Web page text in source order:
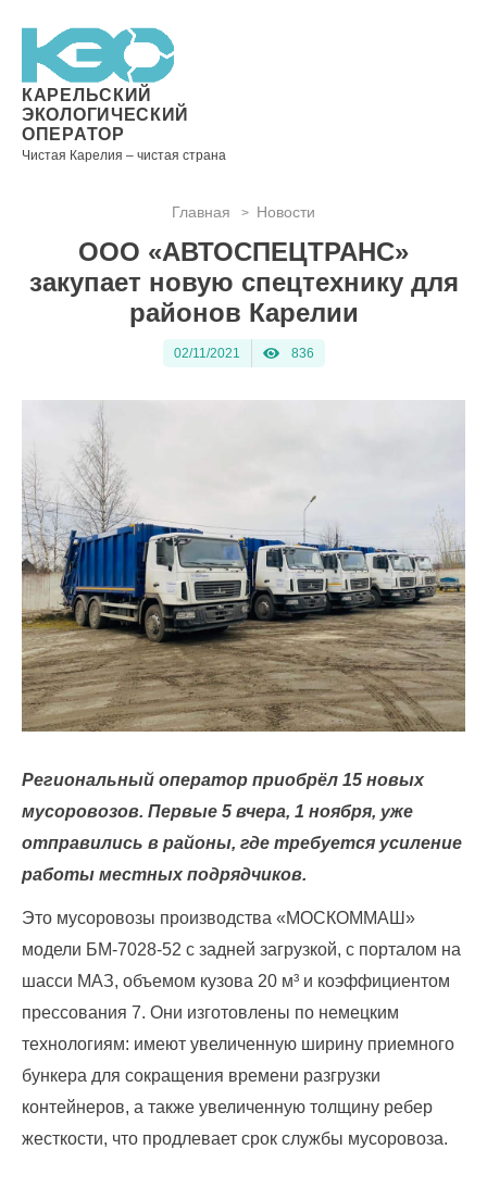
КАРЕЛЬСКИЙ
ЭКОЛОГИЧЕСКИЙ
ОПЕРАТОР
Чистая Карелия – чистая страна
о невывозе
ТКО
и ответы
операторы
диспетчера
по
контролю
14
По
вопросам
заключения
договоров
и
оплаты
за
услугу
по
обращению
с
Для
юридических
лиц
(договоры,
8
(8142)
79-82-
;
Главная > Новости
ООО «АВТОСПЕЦТРАНС»
закупает новую спецтехнику для
районов Карелии
02/11/2021 836
Региональный оператор приобрёл 15 новых
мусоровозов. Первые 5 вчера, 1 ноября, уже
отправились в районы, где требуется усиление
работы местных подрядчиков.
Это мусоровозы производства «МОСКОММАШ»
модели БМ-7028-52 с задней загрузкой, с порталом на
шасси МАЗ, объемом кузова 20 м³ и коэффициентом
прессования​ 7. Они изготовлены по немецким
технологиям: имеют увеличенную ширину приемного
бункера для сокращения времени разгрузки
контейнеров, а также увеличенную толщину ребер
жесткости, что продлевает срок службы мусоровоза.